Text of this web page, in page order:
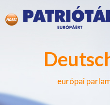
európai